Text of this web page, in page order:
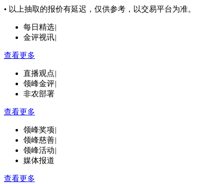
• 以上抽取的报价有延迟，仅供参考，以交易平台为准。
每日精选|
金评视讯|
查看更多
直播观点|
领峰金评|
非农部署
查看更多
领峰奖项|
领峰慈善|
领峰活动|
媒体报道
查看更多